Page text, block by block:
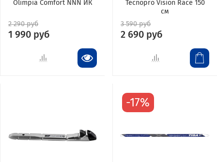
Olimpia Comfort NNN ИК
2 290 руб
1 990 руб
Tecnopro Vision Race 150
см
3 590 руб
2 690 руб
-17%